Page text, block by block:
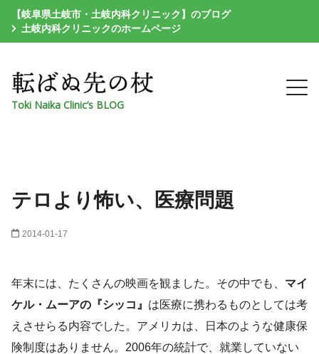
【岐阜県土岐市・土岐内科クリニック】のブログ
土岐内科クリニックのホームページ
Toki Naika Clinic’s BLOG
テロより怖い、医療問題
2014-01-17
年末には、たくさんの映画を観ました。その中でも、 マイ
ケル・ムーアの『シッコ』 は医療に携わるものとしては考
えさせらる内容でした。アメリカは、日本のような健康保
険制度はありません。2006年の統計で、就業していない